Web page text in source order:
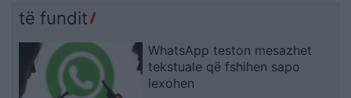
të fundit
WhatsApp teston mesazhet
tekstuale që fshihen sapo
lexohen